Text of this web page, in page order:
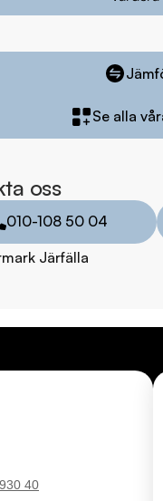
online
utrustning och tillval
09:00 - 19:00
18:00
TRYGGHETSPAKET:
extra hjuluppsättningar
Vi erbjuder även
Se alla
oss
010-108 50 04
Järfälla
40